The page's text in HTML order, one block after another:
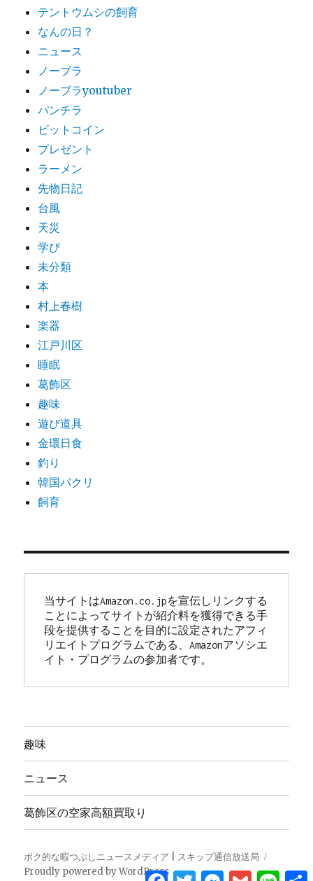
テントウムシの飼育
なんの日？
ニュース
ノーブラ
ノーブラyoutuber
パンチラ
ビットコイン
プレゼント
ラーメン
先物日記
台風
天災
学び
未分類
本
村上春樹
楽器
江戸川区
睡眠
葛飾区
趣味
遊び道具
金環日食
釣り
韓国パクリ
飼育
当サイトはAmazon.co.jpを宣伝しリンクする
ことによってサイトが紹介料を獲得できる手
段を提供することを目的に設定されたアフィ
リエイトプログラムである、Amazonアソシエ
イト・プログラムの参加者です。
趣味
ニュース
葛飾区の空家高額買取り
ボク的な暇つぶしニュースメディア | スキップ通信放送局
Proudly powered by WordPressFacebookTwitterMessenger
GmailLine